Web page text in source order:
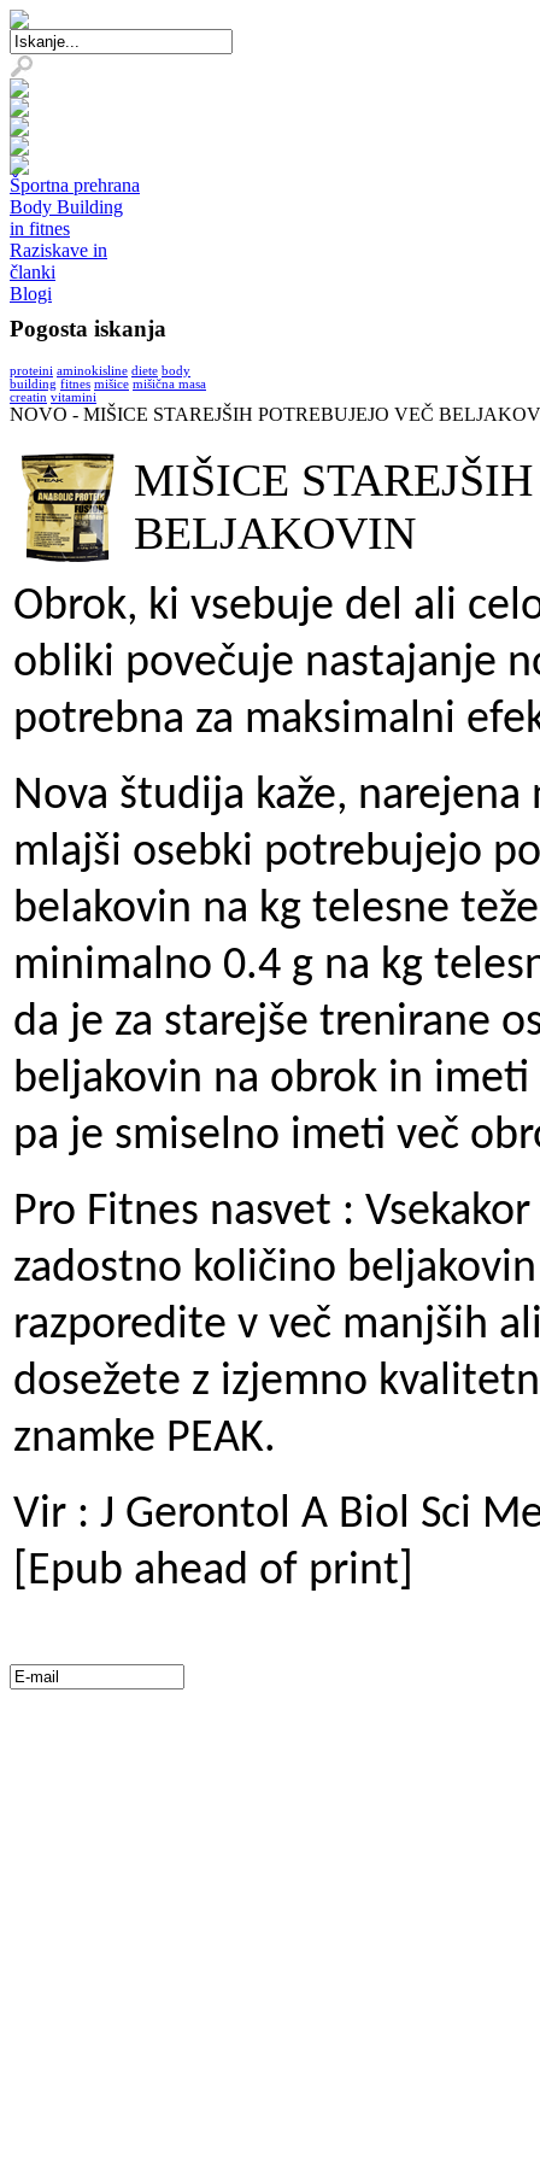
Športna prehrana
Body Building
in fitnes
Raziskave in
članki
Blogi
Pogosta iskanja
proteini aminokisline diete body
building fitnes mišice mišična masa
creatin vitamini
NOVO - MIŠICE STAREJŠIH POTREBUJEJO VEČ
MIŠICE
BELJAKOVIN
Obrok, ki vsebuje del ali
obliki povečuje nastajanje
potrebna za maksimalni
Nova študija kaže,
mlajši osebki potrebujejo
belakovin na kg telesne
minimalno 0.4 g na kg
da je za starejše trenirane
beljakovin na obrok in
pa je smiselno imeti več
Pro Fitnes nasvet :
zadostno količino
razporedite v več manjših
dosežete z izjemno
znamke PEAK.
Vir : J Gerontol A Biol Sci
[Epub ahead of print]